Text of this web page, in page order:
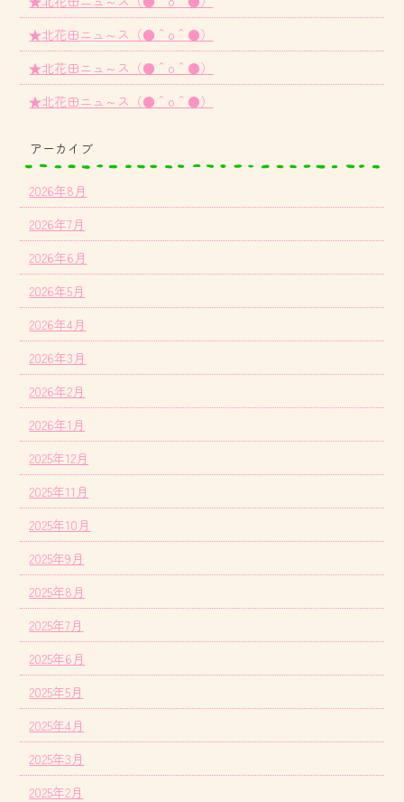
★北花田ニュ～ス（●＾o＾●）
★北花田ニュ～ス（●＾o＾●）
★北花田ニュ～ス（●＾o＾●）
アーカイブ
2026年8月
2026年7月
2026年6月
2026年5月
2026年4月
2026年3月
2026年2月
2026年1月
2025年12月
2025年11月
2025年10月
2025年9月
2025年8月
2025年7月
2025年6月
2025年5月
2025年4月
2025年3月
2025年2月